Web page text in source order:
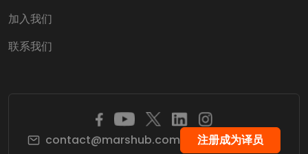
加入我们
联系我们
contact@marshub.com 注册成为译员